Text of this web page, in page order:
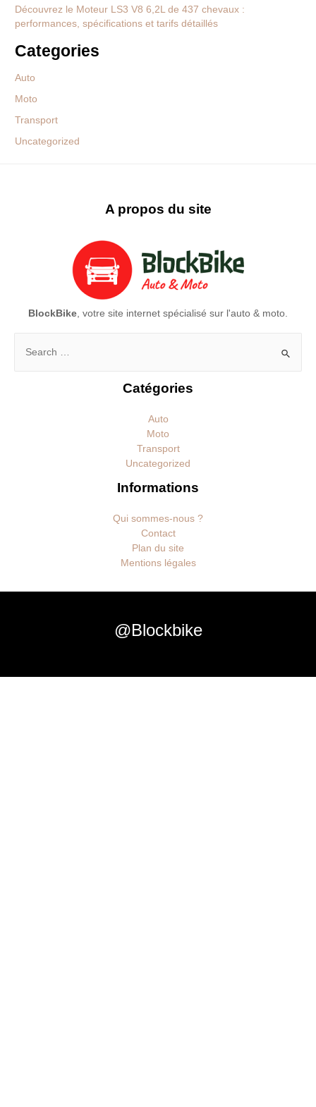
Découvrez le Moteur LS3 V8 6,2L de 437 chevaux :
performances, spécifications et tarifs détaillés
Categories
Auto
Moto
Transport
Uncategorized
A propos du site
BlockBike , votre site internet spécialisé sur l'auto & moto.
Rechercher :
Catégories
Auto
Moto
Transport
Uncategorized
Informations
Qui sommes-nous ?
Contact
Plan du site
Mentions légales
@Blockbike